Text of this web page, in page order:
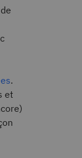
.
et